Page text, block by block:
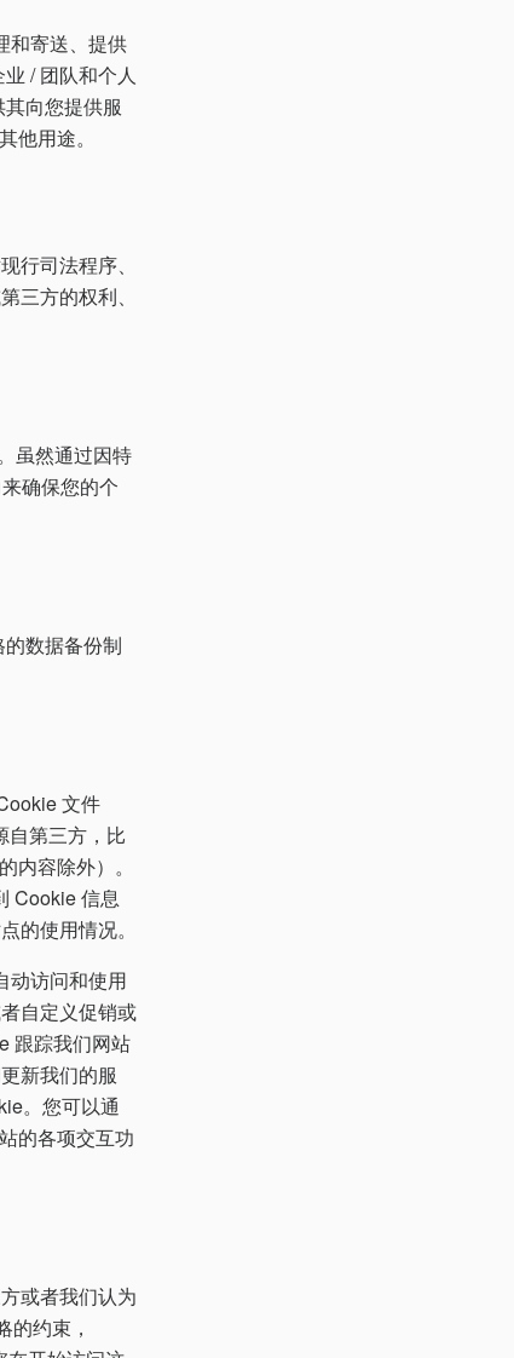
和寄送、提供
/ 团队和个人
向您提供服
用途。
行司法程序、
三方的权利、
虽然通过因特
确保您的个
数据备份制
文件
自第三方，比
容除外）。
Cookie 信息
的使用情况。
动访问和使用
自定义促销或
跟踪我们网站
新我们的服
。您可以通
的各项交互功
或者我们认为
约束，